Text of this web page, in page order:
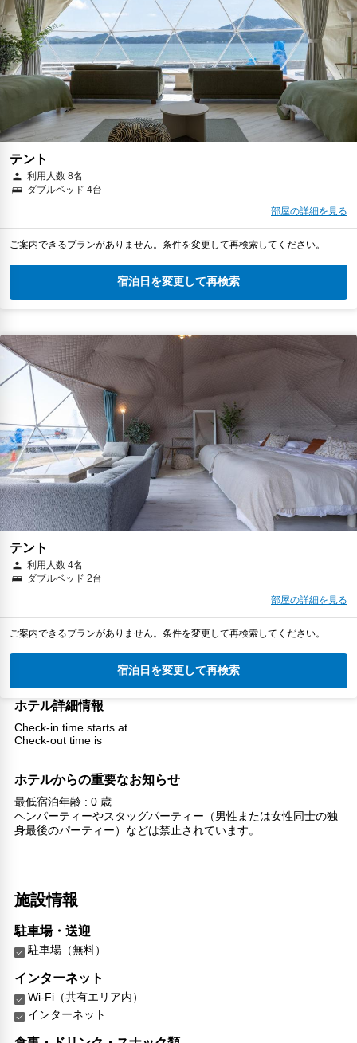
テント
利用人数 8名
ダブルベッド 4台
部屋の詳細を見る
ご案内できるプランがありません。条件を変更して再検索してください。
宿泊日を変更して再検索
テント
利用人数 4名
ダブルベッド 2台
部屋の詳細を見る
ご案内できるプランがありません。条件を変更して再検索してください。
宿泊日を変更して再検索
ホテル詳細情報
Check-in time starts at
Check-out time is
ホテルからの重要なお知らせ
最低宿泊年齢 : 0 歳
ヘンパーティーやスタッグパーティー（男性または女性同士の独
身最後のパーティー）などは禁止されています。
施設情報
駐車場・送迎
駐車場（無料）
インターネット
Wi-Fi（共有エリア内）
インターネット